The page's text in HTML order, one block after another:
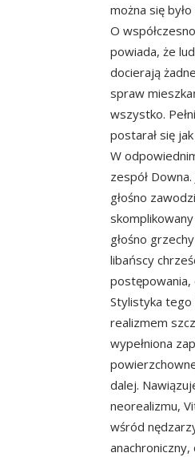
można się
O
powiada, że
docierają
spraw
wszystko.
postarał się
W
zespół
głośno
głośno
libańscy
postępowania,
Stylistyka tego
realizmem
wypełniona
dalej.
neorealizmu,
wśród
anachroniczny,